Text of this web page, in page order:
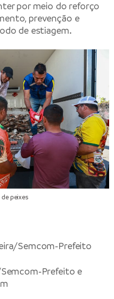
por meio do reforço
prevenção e
de estiagem.
peixes
Semcom-Prefeito
Prefeito e